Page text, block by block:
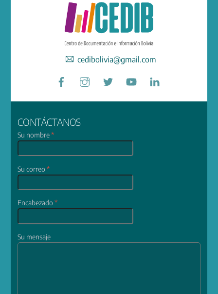
cedibolivia@gmail.com
Facebook
CONTÁCTANOS
Su nombre*
Su correo*
Encabezado*
Su mensaje